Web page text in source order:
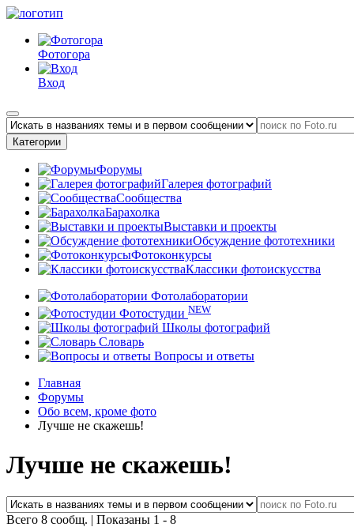
Фотогора
Вход
Категории
Форумы
Галерея фотографий
Сообщества
Барахолка
Выставки и проекты
Обсуждение фототехники
Фотоконкурсы
Классики фотоискусства
Фотолаборатории
Фотостудии NEW
Школы фотографий
Словарь
Вопросы и ответы
Главная
Форумы
Обо всем, кроме фото
Лучше не скажешь!
Лучше не скажешь!
Всего 8 сообщ. | Показаны 1 - 8